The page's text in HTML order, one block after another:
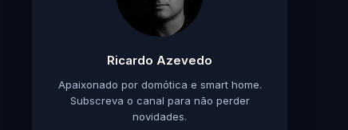
Ricardo Azevedo
Apaixonado por domótica e smart home.
Subscreva o canal para não perder
novidades.